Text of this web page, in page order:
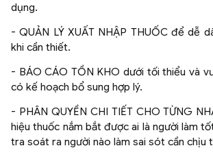
dụng.
- QUẢN LÝ XUẤT NHẬP THUỐC để dễ
khi cần thiết.
- BÁO CÁO TỒN KHO dưới tối thiểu và
có kế hoạch bổ sung hợp lý.
- PHÂN QUYỀN CHI TIẾT CHO TỪNG
hiệu thuốc nắm bắt được ai là người làm
tra soát ra người nào làm sai sót cần chịu